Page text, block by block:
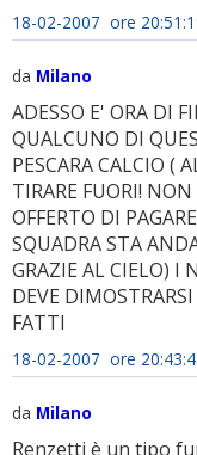
18-02-2007 ore
da Milano
ADESSO E' ORA DI
QUALCUNO DI
PESCARA CALCIO (
TIRARE FUORI!
OFFERTO DI
SQUADRA STA
GRAZIE AL CIELO) I
DEVE
FATTI
18-02-2007 ore
da Milano
Renzetti è un tipo